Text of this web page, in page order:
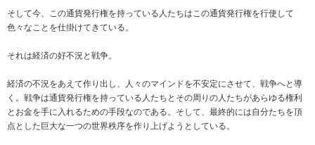
そして今、この通貨発行権を持っている人たちはこの通貨発行権を行使して
色々なことを仕掛けてきている。
それは経済の好不況と戦争。
経済の不況をあえて作り出し、人々のマインドを不安定にさせて、戦争へと導
く。戦争は通貨発行権を持っている人たちとその周りの人たちがあらゆる権利
とお金を手に入れるための手段なのである。そして、最終的には自分たちを頂
点とした巨大な一つの世界秩序を作り上げようとしている。